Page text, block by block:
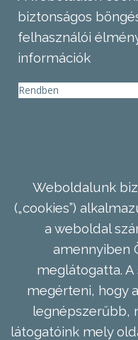
biztonságos
felhasználói
információk
Rendben
Weboldalunk
(„cookies”)
a weboldal
amennyiben
meglátogatta.
megérteni, hogy
legnépszerűbb,
látogatóink mely